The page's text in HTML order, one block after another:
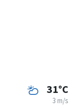
31°C
3 m/s